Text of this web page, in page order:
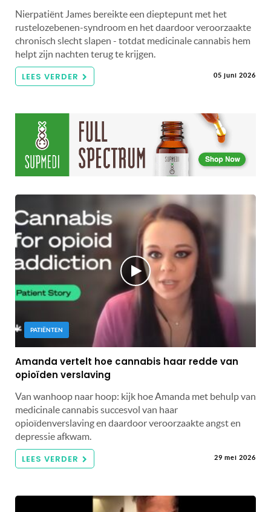
Nierpatiënt James bereikte een dieptepunt met het
rustelozebenen-syndroom en het daardoor veroorzaakte
chronisch slecht slapen - totdat medicinale cannabis hem
helpt zijn nachten terug te krijgen.
LEES VERDER 05 juni 2026
PATIËNTEN
Amanda vertelt hoe cannabis haar redde van
opioïden verslaving
Van wanhoop naar hoop: kijk hoe Amanda met behulp van
medicinale cannabis succesvol van haar
opioïdenverslaving en daardoor veroorzaakte angst en
depressie afkwam.
LEES VERDER 29 mei 2026